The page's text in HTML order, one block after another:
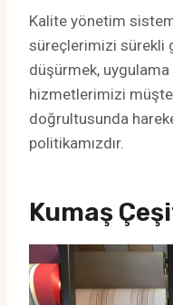
Kalite yönetim
süreçlerimizi sürekli
düşürmek, uygulama
hizmetlerimizi
doğrultusunda
politikamızdır.
Kumaş